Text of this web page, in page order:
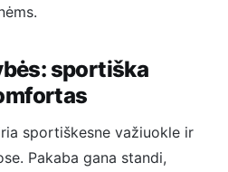
sportiška
sportiškesne važiuokle ir
Pakaba gana standi,